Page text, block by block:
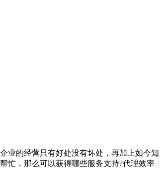
的经营只有好处没有坏处，再加上如今知
帮忙，那么可以获得哪些服务支持?代理效率